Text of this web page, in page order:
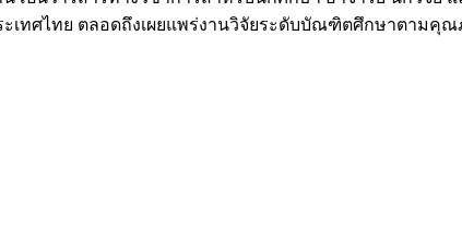
เทศไทย ตลอดถึงเผยแพร่งานวิจัยระดับบัณฑิตศึกษาตาม